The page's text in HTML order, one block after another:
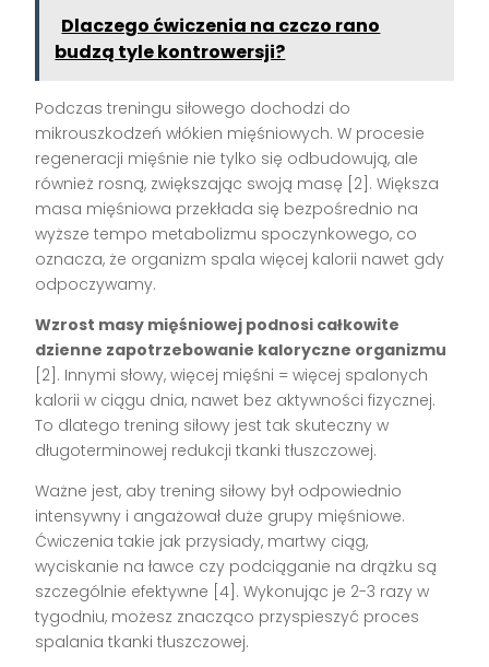
Dlaczego ćwiczenia na czczo rano
budzą tyle kontrowersji?
Podczas treningu siłowego dochodzi do
mikrouszkodzeń włókien mięśniowych. W procesie
regeneracji mięśnie nie tylko się odbudowują, ale
również rosną, zwiększając swoją masę [2]. Większa
masa mięśniowa przekłada się bezpośrednio na
wyższe tempo metabolizmu spoczynkowego, co
oznacza, że organizm spala więcej kalorii nawet gdy
odpoczywamy.
Wzrost masy mięśniowej podnosi całkowite
dzienne zapotrzebowanie kaloryczne organizmu
[2]. Innymi słowy, więcej mięśni = więcej spalonych
kalorii w ciągu dnia, nawet bez aktywności fizycznej.
To dlatego trening siłowy jest tak skuteczny w
długoterminowej redukcji tkanki tłuszczowej.
Ważne jest, aby trening siłowy był odpowiednio
intensywny i angażował duże grupy mięśniowe.
Ćwiczenia takie jak przysiady, martwy ciąg,
wyciskanie na ławce czy podciąganie na drążku są
szczególnie efektywne [4]. Wykonując je 2-3 razy w
tygodniu, możesz znacząco przyspieszyć proces
spalania tkanki tłuszczowej.